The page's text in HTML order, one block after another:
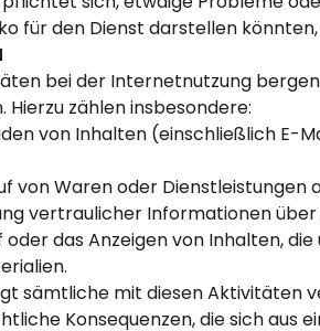
für den Dienst darstellen
bei der Internetnutzung
zählen insbesondere:
von Inhalten (einschließlich E-
von Waren oder Dienstleistungen
vertraulicher Informationen
das Anzeigen von Inhalten,
sämtliche mit diesen Aktivitäten
Konsequenzen, die sich aus